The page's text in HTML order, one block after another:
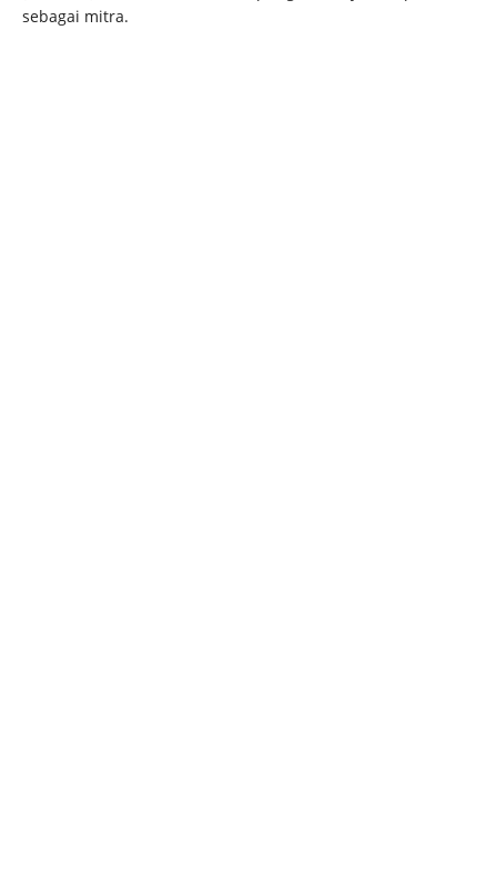
sebagai mitra.